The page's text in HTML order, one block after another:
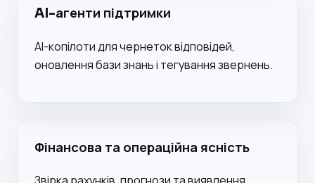
AI-агенти підтримки
AI-копілоти для чернеток відповідей,
оновлення бази знань і тегування звернень.
Фінансова та операційна ясність